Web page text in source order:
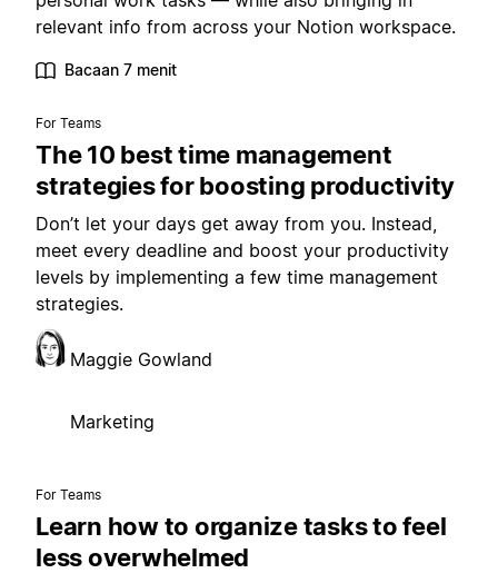
relevant info from across your Notion workspace.
Bacaan 7 menit
For Teams
The 10 best time management
strategies for boosting productivity
Don’t let your days get away from you. Instead,
meet every deadline and boost your productivity
levels by implementing a few time management
strategies.
Maggie Gowland
Marketing
For Teams
Learn how to organize tasks to feel
less overwhelmed